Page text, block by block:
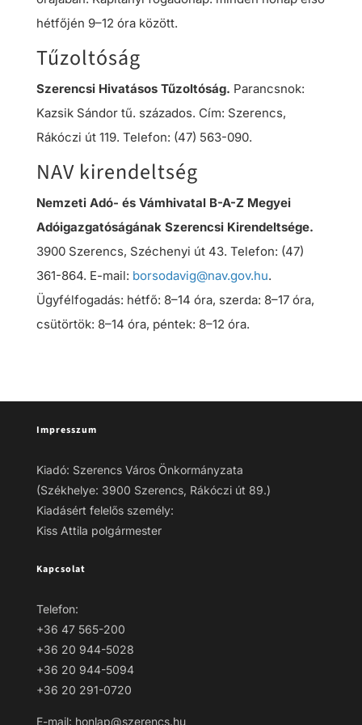
hétfőjén 9–12 óra között.
Tűzoltóság
Szerencsi Hivatásos Tűzoltóság. Parancsnok:
Kazsik Sándor tű. százados. Cím: Szerencs,
Rákóczi út 119. Telefon: (47) 563-090.
NAV kirendeltség
Nemzeti Adó- és Vámhivatal B-A-Z Megyei
Adóigazgatóságának Szerencsi Kirendeltsége.
3900 Szerencs, Széchenyi út 43. Telefon: (47)
361-864. E-mail: borsodavig@nav.gov.hu.
Ügyfélfogadás: hétfő: 8–14 óra, szerda: 8–17 óra,
csütörtök: 8–14 óra, péntek: 8–12 óra.
Impresszum
Kiadó: Szerencs Város Önkormányzata
(Székhelye: 3900 Szerencs, Rákóczi út 89.)
Kiadásért felelős személy:
Kiss Attila polgármester
Kapcsolat
Telefon:
+36 47 565-200
+36 20 944-5028
+36 20 944-5094
+36 20 291-0720
E-mail: honlap@szerencs.hu